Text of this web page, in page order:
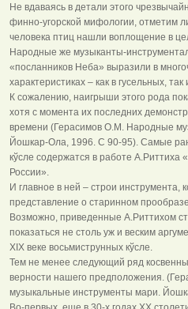
Не вдаваясь в детали этого
финно-угорской мифологии, отметим
человека птиц нашли воплощение в
Народные же музыканты-
«посланников Неба» выразили в
характеристиках – как в гусельных,
К сожалению, наигрыши этого рода
хотя с момента их последних
времени (Герасимов О.М. Народные
Йошкар-Ола, 1996. С 90-95). Самые
кўсле содержатся в работе
России».
И главное в ней – строи инструмента,
представление о старинном
Возможно, приведенные А.Риттихом
показаться не столь уж и веским
XIX веке восьмиструнных кўсле.
Тем не менее следующий ряд
верности нашего предположения.
музыкальные инструменты мари.